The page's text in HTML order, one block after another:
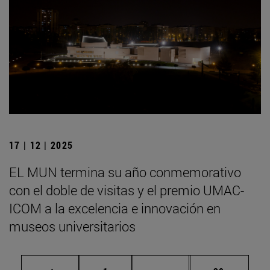
17 | 12 | 2025
EL MUN termina su año conmemorativo
con el doble de visitas y el premio UMAC-
ICOM a la excelencia e innovación en
museos universitarios